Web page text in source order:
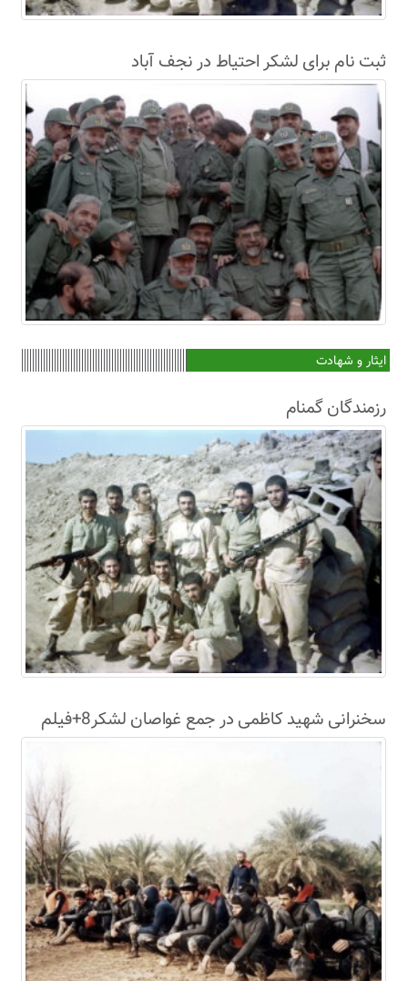
ثبت نام برای لشکر احتیاط در نجف آباد
ایثار و شهادت
رزمندگان گمنام
سخنرانی شهید کاظمی در جمع غواصان لشکر8+فیلم